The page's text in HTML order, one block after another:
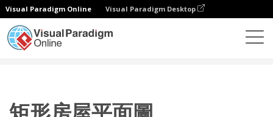
Visual Paradigm Online Visual Paradigm Desktop